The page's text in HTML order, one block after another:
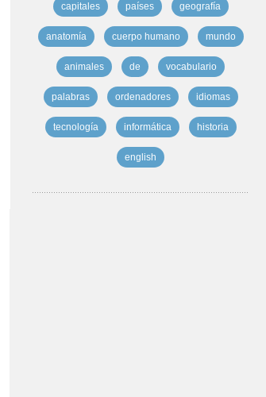
capitales países geografía
anatomía cuerpo humano mundo
animales de vocabulario
palabras ordenadores idiomas
tecnología informática historia
english